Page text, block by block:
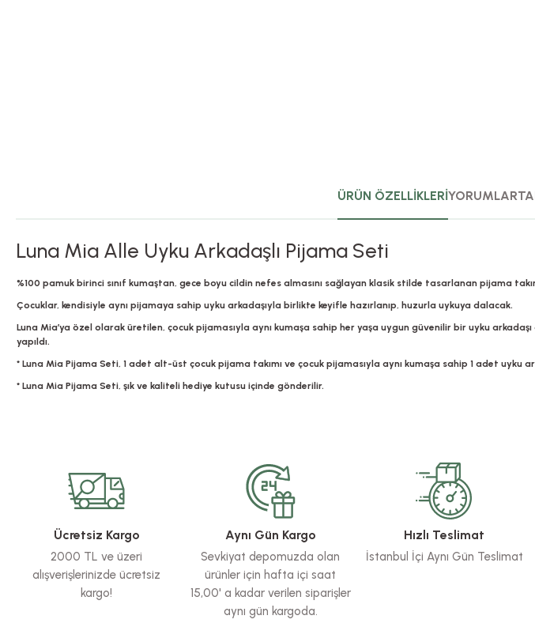
ÜRÜN ÖZELLİKLERİYORUMLAR
Luna Mia Alle Uyku Arkadaşlı Pijama Seti
%100 pamuk birinci sınıf kumaştan, gece boyu cildin nefes almasını sağlayan klasik stilde tasarlanan pijama
Çocuklar, kendisiyle aynı pijamaya sahip uyku arkadaşıyla birlikte keyifle hazırlanıp, huzurla uykuya dalacak.
Luna Mia’ya özel olarak üretilen, çocuk pijamasıyla aynı kumaşa sahip her yaşa uygun güvenilir bir uyku
yapıldı.
* Luna Mia Pijama Seti, 1 adet alt-üst çocuk pijama takımı ve çocuk pijamasıyla aynı kumaşa sahip 1 adet uyku
* Luna Mia Pijama Seti, şık ve kaliteli hediye kutusu içinde gönderilir.
Ürün resmi kalitesiz, bozuk veya görüntülenemiyor.
Ürün açıklamasında eksik bilgiler bulunuyor.
Ürün bilgilerinde hatalar bulunuyor.
Ürün fiyatı diğer sitelerden daha pahalı.
Bu ürüne benzer farklı alternatifler olmalı.
Ücretsiz Kargo
2000 TL ve üzeri
alışverişlerinizde ücretsiz
kargo!
Aynı Gün Kargo
Sevkiyat depomuzda olan
ürünler için hafta içi saat
15,00' a kadar verilen siparişler
aynı gün kargoda.
Hızlı Teslimat
İstanbul İçi Aynı Gün Teslimat